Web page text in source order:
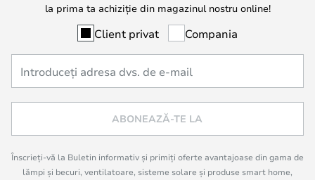
la prima ta achiziție din magazinul nostru online!
Client privat Compania
ABONEAZĂ-TE LA
Înscrieți-vă la Buletin informativ și primiți oferte avantajoase din gama de
lămpi și becuri, ventilatoare, sisteme solare și produse smart home,